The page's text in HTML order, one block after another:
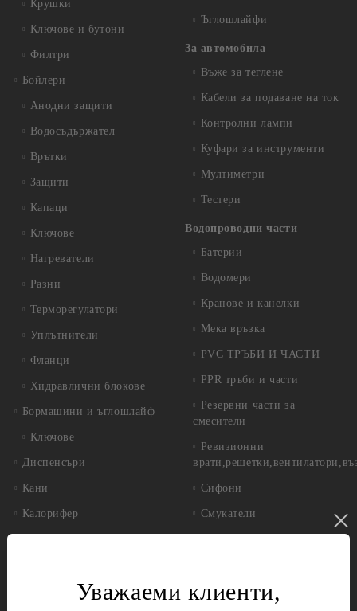
Крушки
Ключове и бутони
Филтри
Бойлери
Анодни защити
Водосъдържател
Врътки
Защити
Капаци
Ключове
Нагреватели
Разни
Терморегулатори
Уплътнители
Фланци
Хидравлични блокове
Бормашини и ъглошлайф
Ключове
Диспенсъри
Кани
Калорифер
Ъглошлайфи
За автомобила
Въже за теглене
Кабели за подаване на ток
Контролни лампи
Куфари за инструменти
Мултиметри
Тестери
Водопроводни части
Батерии
Водомери
Кранове и канелки
Мека връзка
PVC ТРЪБИ И ЧАСТИ
PPR тръби и части
Резервни части за
смесители
Ревизионни
Сифони
Смукатели
Газови уреди
Уважаеми клиенти,